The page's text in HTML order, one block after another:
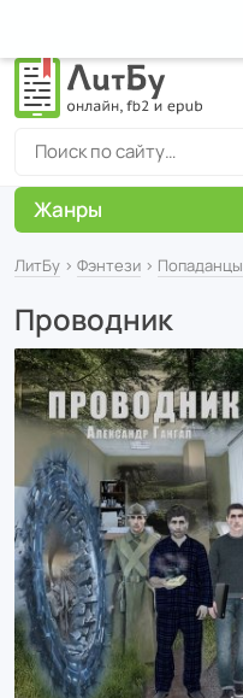
ЛитБу › Фэнтези › Попаданцы
Проводник
Жанры